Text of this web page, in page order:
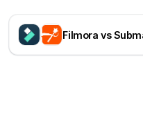
Filmora vs